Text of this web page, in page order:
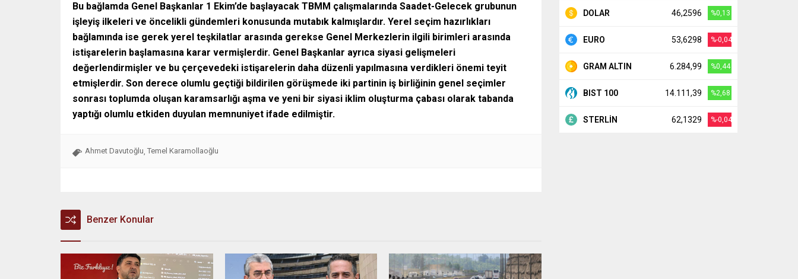
Bu bağlamda Genel Başkanlar 1 Ekim’de başlayacak TBMM çalışmalarında Saadet-Gelecek grubunun
işleyiş ilkeleri ve öncelikli gündemleri konusunda mutabık kalmışlardır. Yerel seçim hazırlıkları
bağlamında ise gerek yerel teşkilatlar arasında gerekse Genel Merkezlerin ilgili birimleri arasında
istişarelerin başlamasına karar vermişlerdir. Genel Başkanlar ayrıca siyasi gelişmeleri
değerlendirmişler ve bu çerçevedeki istişarelerin daha düzenli yapılmasına verdikleri önemi teyit
etmişlerdir. Son derece olumlu geçtiği bildirilen görüşmede iki partinin iş birliğinin genel seçimler
sonrası toplumda oluşan karamsarlığı aşma ve yeni bir siyasi iklim oluşturma çabası olarak tabanda
yaptığı olumlu etkiden duyulan memnuniyet ifade edilmiştir.
Ahmet Davutoğlu, Temel Karamollaoğlu
Benzer Konular
DOLAR 46,2596 %0,13
EURO 53,6298 %-0,04
GRAM ALTIN 6.284,99 %0,44
BIST 100 14.111,39 %2,68
STERLİN 62,1329 %-0,04